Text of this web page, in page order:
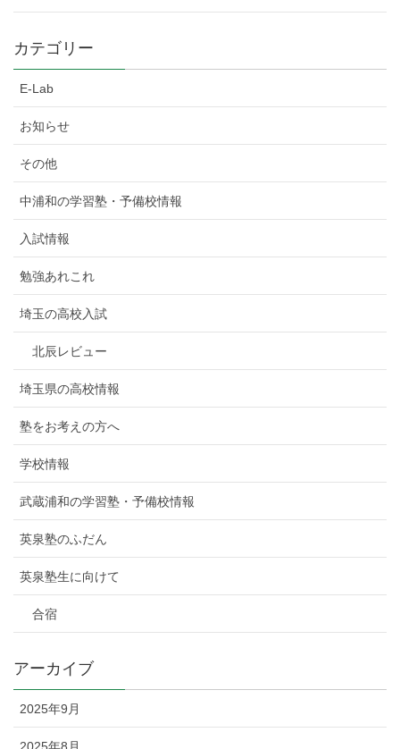
カテゴリー
E-Lab
お知らせ
その他
中浦和の学習塾・予備校情報
入試情報
勉強あれこれ
埼玉の高校入試
北辰レビュー
埼玉県の高校情報
塾をお考えの方へ
学校情報
武蔵浦和の学習塾・予備校情報
英泉塾のふだん
英泉塾生に向けて
合宿
アーカイブ
2025年9月